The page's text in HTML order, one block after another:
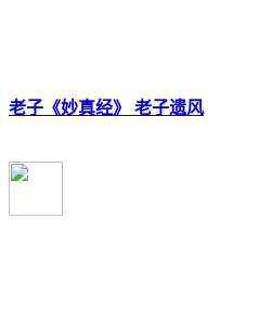
老子《妙真经》 老子遗风